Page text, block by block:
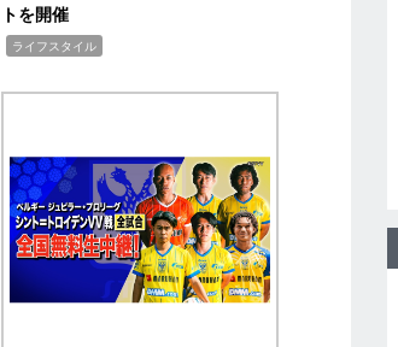
トを開催
ライフスタイル